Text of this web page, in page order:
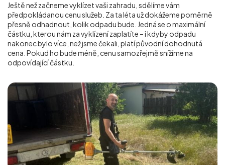
Ještě než začneme vyklízet vaši zahradu, sdělíme vám
předpokládanou cenu služeb. Za ta léta už dokážeme poměrně
přesně odhadnout, kolik odpadu bude. Jedná se o maximální
částku, kterou nám za vyklízení zaplatíte – i kdyby odpadu
nakonec bylo více, než jsme čekali, platí původní dohodnutá
cena. Pokud ho bude méně, cenu samozřejmě snížíme na
odpovídající částku.